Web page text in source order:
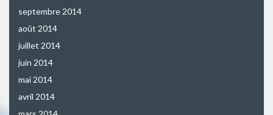
septembre 2014
août 2014
juillet 2014
juin 2014
mai 2014
avril 2014